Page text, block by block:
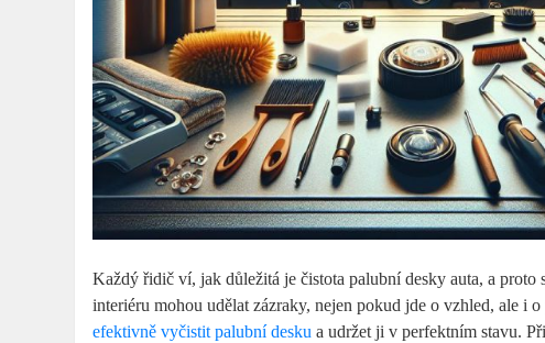
Každý řidič ví, jak důležitá je čistota palubní desky auta, a
interiéru mohou udělat zázraky, nejen pokud jde o vzhled, ale i
efektivně vyčistit palubní desku a udržet ji v perfektním stavu.